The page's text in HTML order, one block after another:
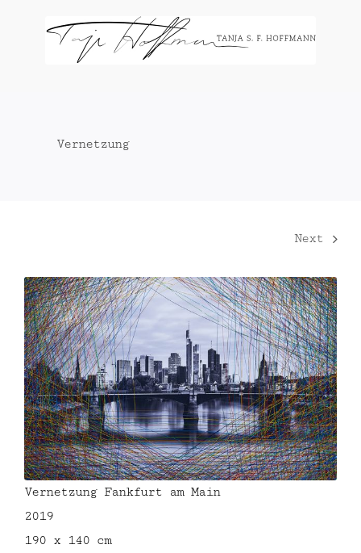
Vernetzung
Next
Vernetzung Fankfurt am Main
2019
190 x 140 cm